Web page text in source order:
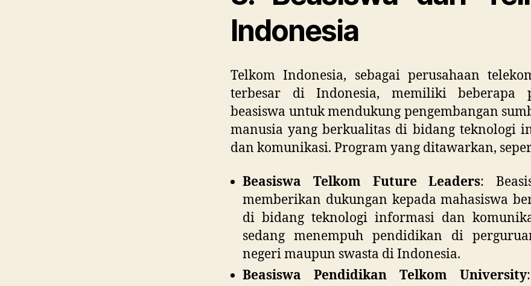
Indonesia
Telkom Indonesia, sebagai perusahaan
terbesar di Indonesia, memiliki beberapa
beasiswa untuk mendukung pengembangan
manusia yang berkualitas di bidang teknologi
dan komunikasi. Program yang ditawarkan,
Beasiswa Telkom Future Leaders:
memberikan dukungan kepada mahasiswa
di bidang teknologi informasi dan
sedang menempuh pendidikan di
negeri maupun swasta di Indonesia.
Beasiswa Pendidikan Telkom University